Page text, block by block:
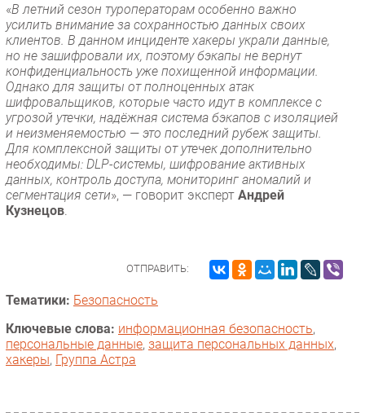
«В летний сезон туроператорам особенно важно
усилить внимание за сохранностью данных своих
клиентов. В данном инциденте хакеры украли данные,
но не зашифровали их, поэтому бэкапы не вернут
конфиденциальность уже похищенной информации.
Однако для защиты от полноценных атак
шифровальщиков, которые часто идут в комплексе с
угрозой утечки, надёжная система бэкапов с изоляцией
и неизменяемостью — это последний рубеж защиты.
Для комплексной защиты от утечек дополнительно
необходимы: DLP-системы, шифрование активных
данных, контроль доступа, мониторинг аномалий и
сегментация сети», — говорит эксперт Андрей
Кузнецов
ОТПРАВИТЬ:
Тематики: Безопасность
Ключевые слова: информационная безопасность,
персональные данные, защита персональных данных,
хакеры, Группа Астра